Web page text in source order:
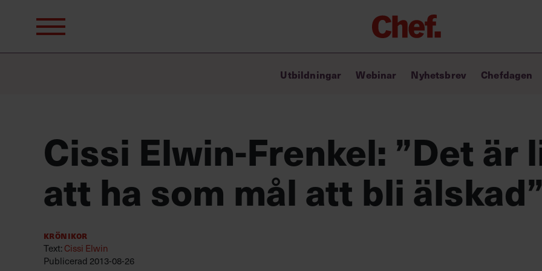
efter:
Chefakademin+
Lyft ditt ledarskap med C+
Ledarskapstest
Chef GPT – din chefsassistent i
fickan
Utbildningar Webinar Nyhetsbrev Chefdagen
Cissi Elwin-Frenkel: ”Det är
att ha som mål att bli älskad”
Krönikor
Text: Cissi Elwin
Publicerad 2013-08-26